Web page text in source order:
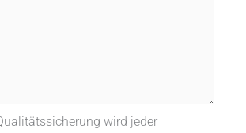
wird jeder